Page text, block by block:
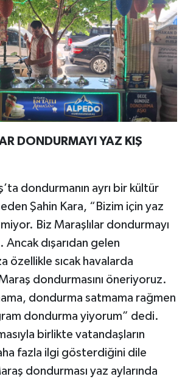
DONDURMAYI YAZ KIŞ
dondurmanın ayrı bir kültür
Şahin Kara, “Bizim için yaz
Biz Maraşlılar dondurmayı
Ancak dışarıdan gelen
özellikle sıcak havalarda
dondurmasını öneriyoruz.
dondurma satmama rağmen
dondurma yiyorum” dedi.
birlikte vatandaşların
fazla ilgi gösterdiğini dile
dondurması yaz aylarında